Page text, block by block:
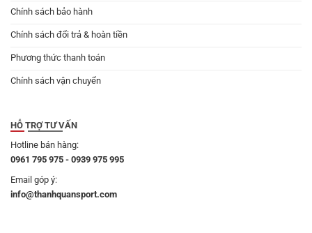
Chính sách bảo hành
Chính sách đổi trả & hoàn tiền
Phương thức thanh toán
Chính sách vận chuyển
HỖ TRỢ TƯ VẤN
Hotline bán hàng:
0961 795 975 - 0939 975 995
Email góp ý:
info@thanhquansport.com